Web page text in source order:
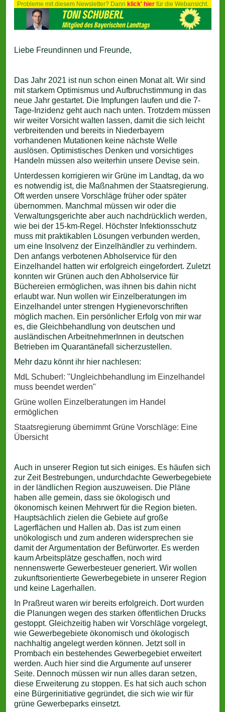
Probleme mit diesem Newsletter? Dann klick' hierfür die Webansicht.
Liebe Freundinnen und Freunde,
Das Jahr 2021 ist nun schon einen Monat alt. Wir sind
mit starkem Optimismus und Aufbruchstimmung in das
neue Jahr gestartet. Die Impfungen laufen und die 7-
Tage-Inzidenz geht auch nach unten. Trotzdem müssen
wir weiter Vorsicht walten lassen, damit die sich leicht
verbreitenden und bereits in Niederbayern
vorhandenen Mutationen keine nächste Welle
auslösen. Optimistisches Denken und vorsichtiges
Handeln müssen also weiterhin unsere Devise sein.
Unterdessen korrigieren wir Grüne im Landtag, da wo
es notwendig ist, die Maßnahmen der Staatsregierung.
Oft werden unsere Vorschläge früher oder später
übernommen. Manchmal müssen wir oder die
Verwaltungsgerichte aber auch nachdrücklich werden,
wie bei der 15-km-Regel. Höchster Infektionsschutz
muss mit praktikablen Lösungen verbunden werden,
um eine Insolvenz der Einzelhändler zu verhindern.
Den anfangs verbotenen Abholservice für den
Einzelhandel hatten wir erfolgreich eingefordert. Zuletzt
konnten wir Grünen auch den Abholservice für
Büchereien ermöglichen, was ihnen bis dahin nicht
erlaubt war. Nun wollen wir Einzelberatungen im
Einzelhandel unter strengen Hygienevorschriften
möglich machen. Ein persönlicher Erfolg von mir war
es, die Gleichbehandlung von deutschen und
ausländischen ArbeitnehmerInnen in deutschen
Betrieben im Quarantänefall sicherzustellen.
Mehr dazu könnt ihr hier nachlesen:
MdL Schuberl: "Ungleichbehandlung im Einzelhandel
muss beendet werden"
Grüne wollen Einzelberatungen im Handel
ermöglichen
Staatsregierung übernimmt Grüne Vorschläge: Eine
Übersicht
Auch in unserer Region tut sich einiges. Es häufen sich
zur Zeit Bestrebungen, undurchdachte Gewerbegebiete
in der ländlichen Region auszuweisen. Die Pläne
haben alle gemein, dass sie ökologisch und
ökonomisch keinen Mehrwert für die Region bieten.
Hauptsächlich zielen die Gebiete auf große
Lagerflächen und Hallen ab. Das ist zum einen
unökologisch und zum anderen widersprechen sie
damit der Argumentation der Befürworter. Es werden
kaum Arbeitsplätze geschaffen, noch wird
nennenswerte Gewerbesteuer generiert. Wir wollen
zukunftsorientierte Gewerbegebiete in unserer Region
und keine Lagerhallen.
In Praßreut waren wir bereits erfolgreich. Dort wurden
die Planungen wegen des starken öffentlichen Drucks
gestoppt. Gleichzeitig haben wir Vorschläge vorgelegt,
wie Gewerbegebiete ökonomisch und ökologisch
nachhaltig angelegt werden können. Jetzt soll in
Prombach ein bestehendes Gewerbegebiet erweitert
werden. Auch hier sind die Argumente auf unserer
Seite. Dennoch müssen wir nun alles daran setzen,
diese Erweiterung zu stoppen. Es hat sich auch schon
eine Bürgerinitiative gegründet, die sich wie wir für
grüne Gewerbeparks einsetzt.